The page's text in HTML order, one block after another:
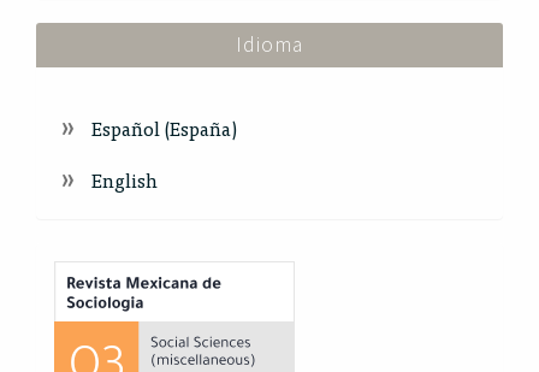
Idioma
Español (España)
English
Index